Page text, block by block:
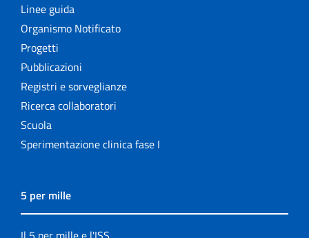
Linee guida
Organismo Notificato
Progetti
Pubblicazioni
Registri e sorveglianze
Ricerca collaboratori
Scuola
Sperimentazione clinica fase I
5 per mille